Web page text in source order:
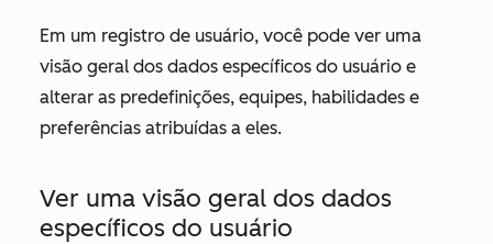
Em um registro de usuário, você pode ver uma
visão geral dos dados específicos do usuário e
alterar as predefinições, equipes, habilidades e
preferências atribuídas a eles.
Ver uma visão geral dos dados
específicos do usuário